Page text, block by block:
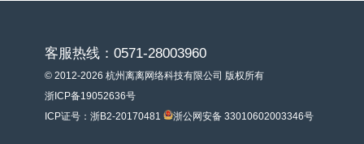
客服热线：0571-28003960
© 2012-2026 杭州离离网络科技有限公司 版权所有
浙ICP备19052636号
ICP证号：浙B2-20170481
浙公网安备 33010602003346号